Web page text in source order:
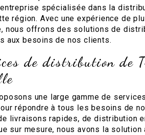
spécialisée dans la
région. Avec une expérience de
nous offrons des solutions de
aux besoins de nos clients.
de distribution de
une large gamme de
répondre à tous les besoins de
livraisons rapides, de distribution
sur mesure, nous avons la solution